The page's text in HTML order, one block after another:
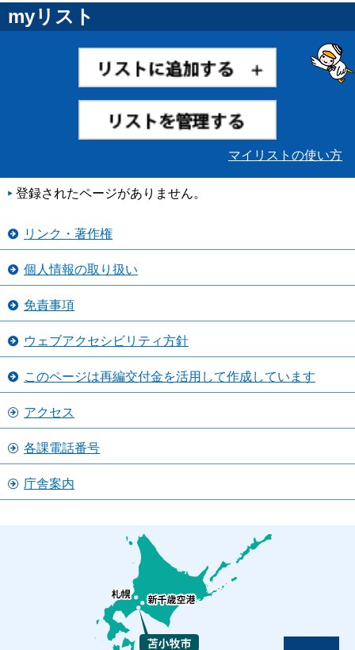
myリスト
マイリストの使い方
登録されたページがありません。
リンク・著作権
個人情報の取り扱い
免責事項
ウェブアクセシビリティ方針
このページは再編交付金を活用して作成しています
アクセス
各課電話番号
庁舎案内